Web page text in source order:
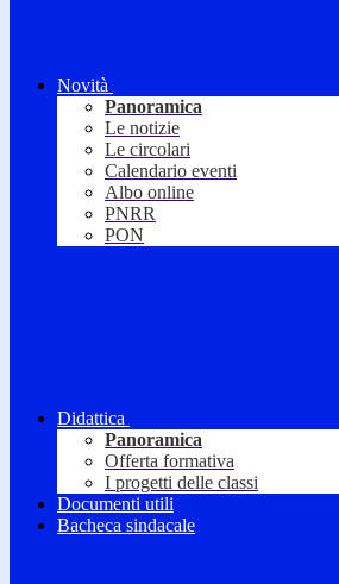
Novità
Panoramica
Le notizie
Le circolari
Calendario eventi
Albo online
PNRR
PON
Didattica
Panoramica
Offerta formativa
I progetti delle classi
Documenti utili
Bacheca sindacale